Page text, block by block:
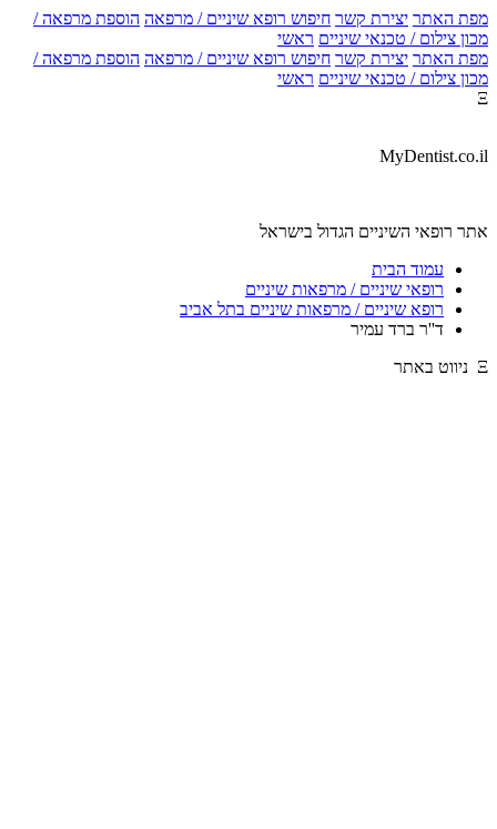
מפת האתר יצירת קשר חיפוש רופא שיניים / מרפאה הוספת מרפאה /
מכון צילום / טכנאי שיניים ראשי
מפת האתר יצירת קשר חיפוש רופא שיניים / מרפאה הוספת מרפאה /
מכון צילום / טכנאי שיניים ראשי
Ξ
MyDentist.co.il
אתר רופאי השיניים הגדול בישראל
עמוד הבית
רופאי שיניים / מרפאות שיניים
רופא שיניים / מרפאות שיניים בתל אביב
ד''ר ברד עמיר
Ξ ניווט באתר